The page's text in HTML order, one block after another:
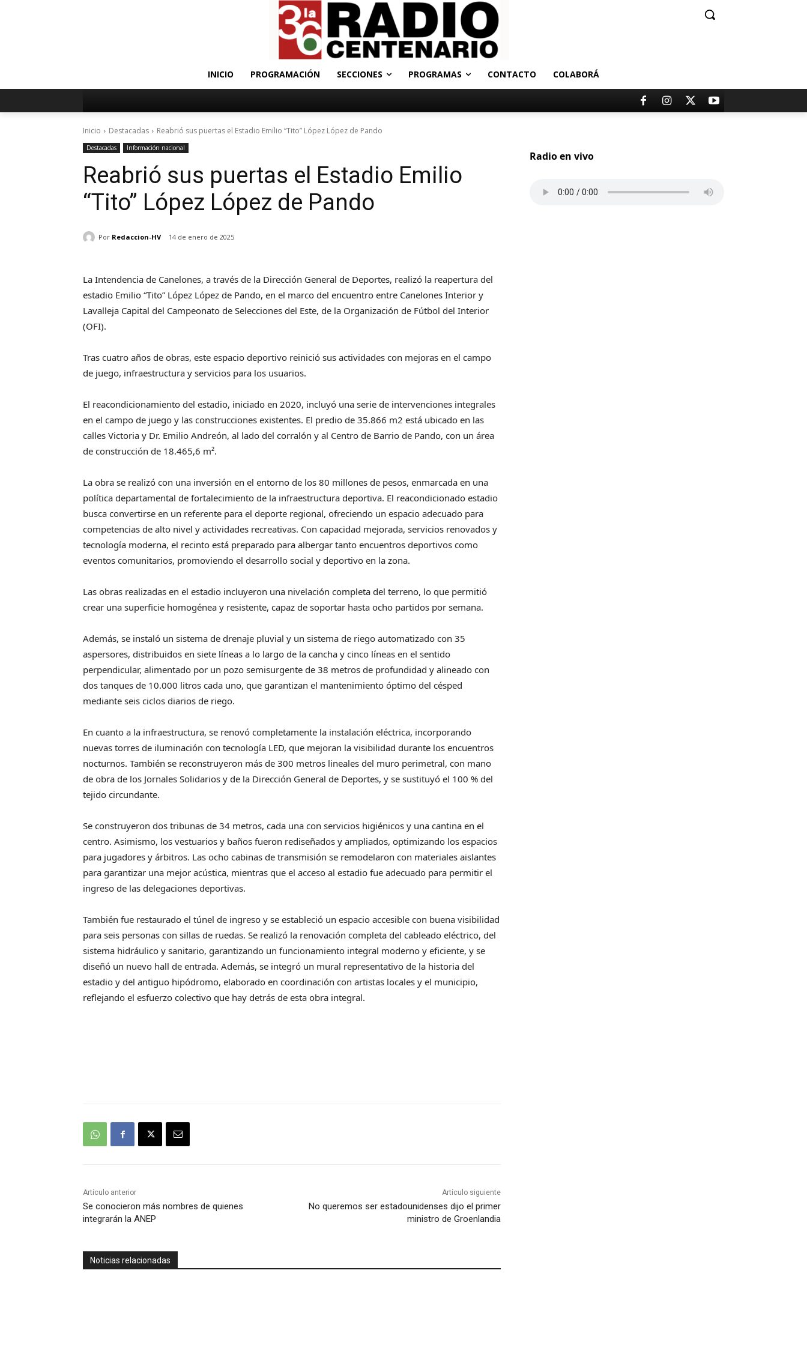
INICIO PROGRAMACIÓN SECCIONES PROGRAMAS CONTACTO COLABORÁ
Inicio Destacadas Reabrió sus puertas el Estadio Emilio “Tito” López López de Pando
Destacadas Información nacional
Reabrió sus puertas el Estadio Emilio
“Tito” López López de Pando
Por Redaccion-HV 14 de enero de 2025
La Intendencia de Canelones, a través de la Dirección General de Deportes, realizó la reapertura del
estadio Emilio “Tito” López López de Pando, en el marco del encuentro entre Canelones Interior y
Lavalleja Capital del Campeonato de Selecciones del Este, de la Organización de Fútbol del Interior
(OFI).
Tras cuatro años de obras, este espacio deportivo reinició sus actividades con mejoras en el campo
de juego, infraestructura y servicios para los usuarios.
El reacondicionamiento del estadio, iniciado en 2020, incluyó una serie de intervenciones integrales
en el campo de juego y las construcciones existentes. El predio de 35.866 m2 está ubicado en las
calles Victoria y Dr. Emilio Andreón, al lado del corralón y al Centro de Barrio de Pando, con un área
de construcción de 18.465,6 m².
La obra se realizó con una inversión en el entorno de los 80 millones de pesos, enmarcada en una
política departamental de fortalecimiento de la infraestructura deportiva. El reacondicionado estadio
busca convertirse en un referente para el deporte regional, ofreciendo un espacio adecuado para
competencias de alto nivel y actividades recreativas. Con capacidad mejorada, servicios renovados y
tecnología moderna, el recinto está preparado para albergar tanto encuentros deportivos como
eventos comunitarios, promoviendo el desarrollo social y deportivo en la zona.
Las obras realizadas en el estadio incluyeron una nivelación completa del terreno, lo que permitió
crear una superficie homogénea y resistente, capaz de soportar hasta ocho partidos por semana.
Además, se instaló un sistema de drenaje pluvial y un sistema de riego automatizado con 35
aspersores, distribuidos en siete líneas a lo largo de la cancha y cinco líneas en el sentido
perpendicular, alimentado por un pozo semisurgente de 38 metros de profundidad y alineado con
dos tanques de 10.000 litros cada uno, que garantizan el mantenimiento óptimo del césped
mediante seis ciclos diarios de riego.
En cuanto a la infraestructura, se renovó completamente la instalación eléctrica, incorporando
nuevas torres de iluminación con tecnología LED, que mejoran la visibilidad durante los encuentros
nocturnos. También se reconstruyeron más de 300 metros lineales del muro perimetral, con mano
de obra de los Jornales Solidarios y de la Dirección General de Deportes, y se sustituyó el 100 % del
tejido circundante.
Se construyeron dos tribunas de 34 metros, cada una con servicios higiénicos y una cantina en el
centro. Asimismo, los vestuarios y baños fueron rediseñados y ampliados, optimizando los espacios
para jugadores y árbitros. Las ocho cabinas de transmisión se remodelaron con materiales aislantes
para garantizar una mejor acústica, mientras que el acceso al estadio fue adecuado para permitir el
ingreso de las delegaciones deportivas.
También fue restaurado el túnel de ingreso y se estableció un espacio accesible con buena visibilidad
para seis personas con sillas de ruedas. Se realizó la renovación completa del cableado eléctrico, del
sistema hidráulico y sanitario, garantizando un funcionamiento integral moderno y eficiente, y se
diseñó un nuevo hall de entrada. Además, se integró un mural representativo de la historia del
estadio y del antiguo hipódromo, elaborado en coordinación con artistas locales y el municipio,
reflejando el esfuerzo colectivo que hay detrás de esta obra integral.
Artículo anterior
Se conocieron más nombres de quienes
integrarán la ANEP
Artículo siguiente
No queremos ser estadounidenses dijo el primer
ministro de Groenlandia
Noticias relacionadas
Radio en vivo